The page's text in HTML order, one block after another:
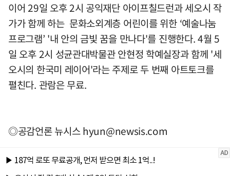
이어 29일 오후 2시 공익재단 아이프칠드런과 세오시 작
가가 함께 하는 문화소외계층 어린이를 위한 ‘예술나눔
프로그램’ '내 안의 금빛 꿈을 만나다'를 진행한다. 4월 5
일 오후 2시 성균관대박물관 안현정 학예실장과 함께 '세
오시의 한국미 레이어'라는 주제로 두 번째 아트토크를
펼친다. 관람은 무료.
◎공감언론 뉴시스hyun@newsis.com